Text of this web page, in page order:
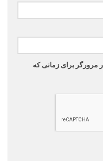
مرورگر برای زمانی که